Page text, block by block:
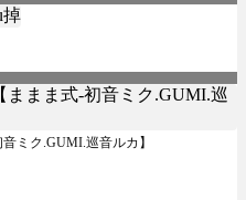
ミク.GUMI.巡音ルカ】